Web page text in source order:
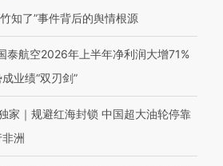
知了”事件背后的舆情根源
泰航空2026年上半年净利润大增71%
业绩“双刃剑”
家｜规避红海封锁 中国超大油轮停靠
洲